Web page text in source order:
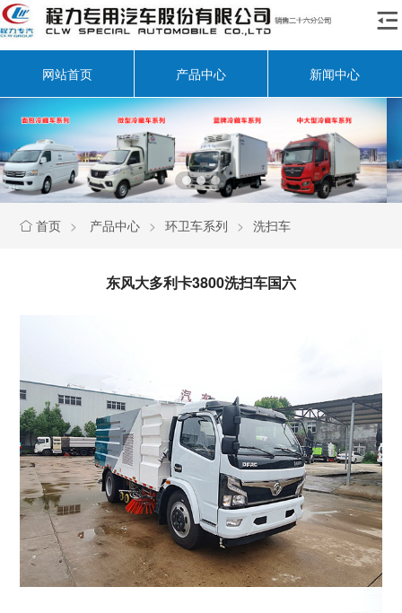

网站首页 产品中心 新闻中心
 首页 > 产品中心 > 环卫车系列 > 洗扫车
东风大多利卡3800洗扫车国六